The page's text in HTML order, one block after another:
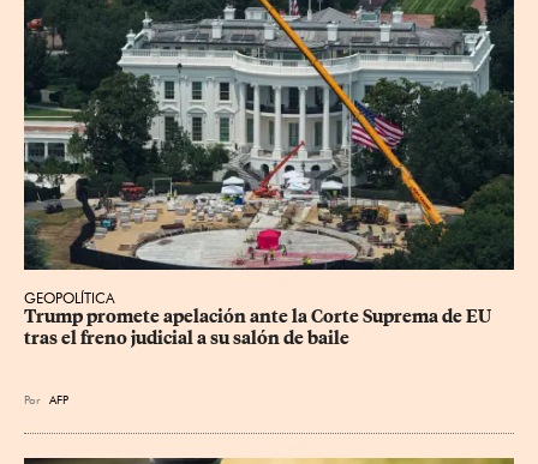
GEOPOLÍTICA
Trump promete apelación ante la Corte Suprema de EU
tras el freno judicial a su salón de baile
Por AFP